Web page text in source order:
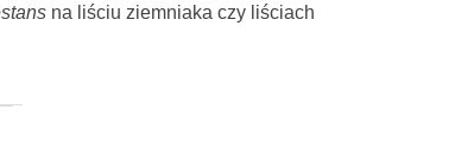
na liściu ziemniaka czy liściach